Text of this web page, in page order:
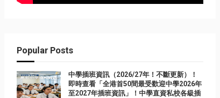
Popular Posts
中學插班資訊（2026/27年！不斷更新）！
即時查看「全港首50間最受歡迎中學2026年
至2027年插班資訊」！中學直資私校各級插